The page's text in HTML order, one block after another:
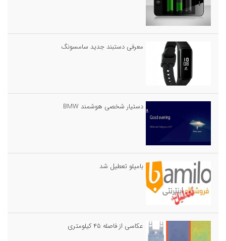
معرفی دستبند جدید سامسونگ
دستیار شخصی هوشمند BMW
بامیلو تعطیل شد
عکاسی از فاصله ۴۵ کیلومتری